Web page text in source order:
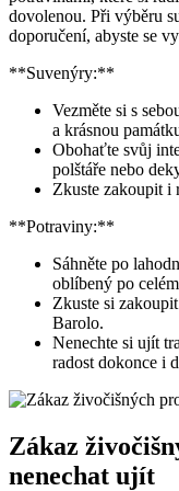
dovolenou. Při výběru
doporučení, abyste se
**Suvenýry:**
Vezměte si s
a krásnou
Obohaťte svůj
polštáře nebo
Zkuste zakoupit i
**Potraviny:**
Sáhněte po
oblíbený po
Zkuste si
Barolo.
Nenechte si ujít
radost dokonce i
Zákaz
nenechat ujít